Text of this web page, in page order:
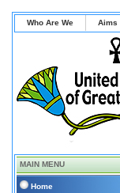
Who Are We Aims
MAIN MENU
Home